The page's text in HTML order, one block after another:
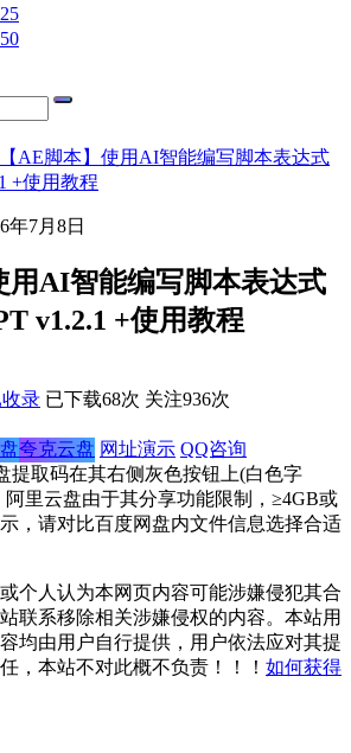
25
50
【AE脚本】使用AI智能编写脚本表达式
+使用教程
年7月8日
用AI智能编写脚本表达式
v1.2.1 +使用教程
录 已下载68次 关注936次
夸克云盘 网址演示 QQ咨询
提取码在其右侧灰色按钮上(白色字
里云盘由于其分享功能限制，≥4GB或
，请对比百度网盘内文件信息选择合适
个人认为本网页内容可能涉嫌侵犯其合
联系移除相关涉嫌侵权的内容。本站用
均由用户自行提供，用户依法应对其提
，本站不对此概不负责！！！ 如何获得